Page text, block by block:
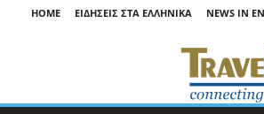
HOME ΕΙΔΉΣΕΙΣ ΣΤΑ ΕΛΛΗΝΙΚΆ NEWS IN